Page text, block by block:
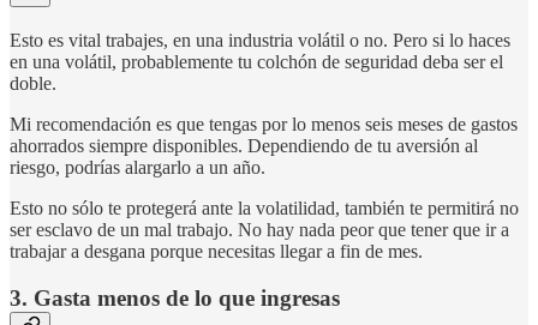
Esto es vital trabajes, en una industria volátil o no. Pero si lo haces
en una volátil, probablemente tu colchón de seguridad deba ser el
doble.
Mi recomendación es que tengas por lo menos seis meses de gastos
ahorrados siempre disponibles. Dependiendo de tu aversión al
riesgo, podrías alargarlo a un año.
Esto no sólo te protegerá ante la volatilidad, también te permitirá no
ser esclavo de un mal trabajo. No hay nada peor que tener que ir a
trabajar a desgana porque necesitas llegar a fin de mes.
3. Gasta menos de lo que ingresas